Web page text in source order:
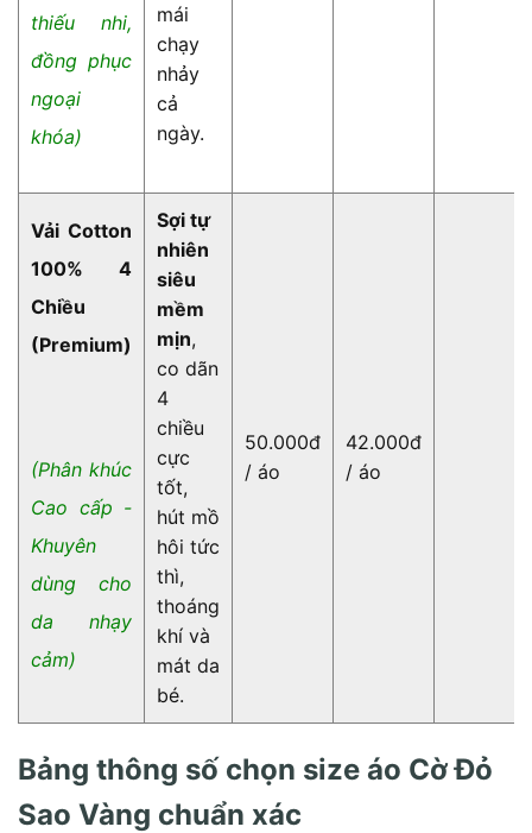
thiếu nhi,
đồng phục
ngoại
khóa)
mái
chạy
nhảy
cả
ngày.
Vải Cotton
100% 4
Chiều
(Premium)
(Phân khúc
Cao cấp -
Khuyên
dùng cho
da nhạy
cảm)
Sợi tự
nhiên
siêu
mềm
mịn,
co dãn
4
chiều
cực
tốt,
hút mồ
hôi tức
thì,
thoáng
khí và
mát da
bé.
50.000đ
/ áo
42.000đ
/ áo
Bảng thông số chọn size áo Cờ Đỏ
Sao Vàng chuẩn xác